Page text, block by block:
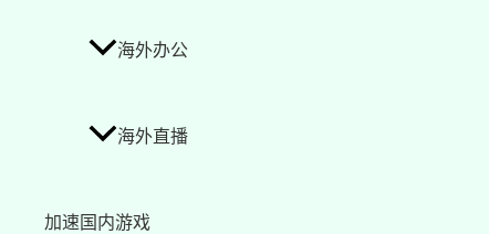
海外办公
海外直播
加速国内游戏